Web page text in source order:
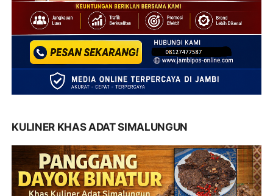
KULINER KHAS ADAT SIMALUNGUN